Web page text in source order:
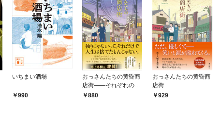
いちまい酒場
990
おっさんたちの黄昏商
店街――それぞれの恋
路880
おっさんたちの黄昏商
店街
929